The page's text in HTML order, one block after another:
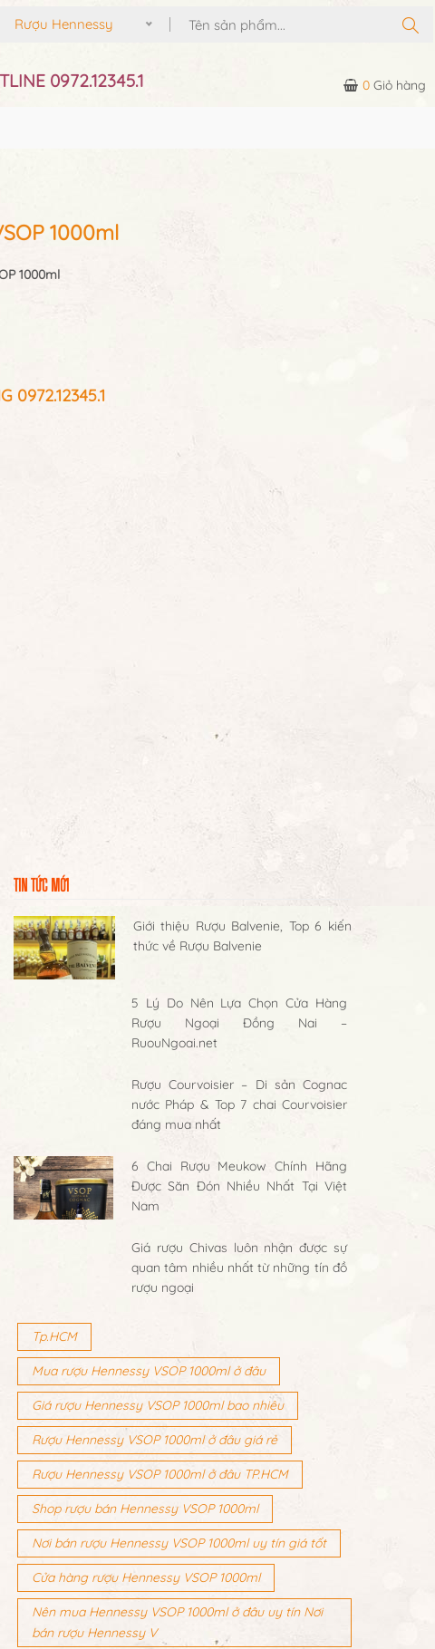
Hennessy
0972.12345.1 0 Giỏ hàng
1000ml
1000ml
0972.12345.1
TIN TỨC MỚI
Giới thiệu Rượu Balvenie, Top 6 kiến
thức về Rượu Balvenie
5 Lý Do Nên Lựa Chọn Cửa Hàng
Rượu Ngoại Đồng Nai –
RuouNgoai.net
Rượu Courvoisier – Di sản Cognac
nước Pháp & Top 7 chai Courvoisier
đáng mua nhất
6 Chai Rượu Meukow Chính Hãng
Được Săn Đón Nhiều Nhất Tại Việt
Nam
Giá rượu Chivas luôn nhận được sự
quan tâm nhiều nhất từ những tín đồ
rượu ngoại
Tp.HCM
Mua rượu Hennessy VSOP 1000ml ở đâu
Giá rượu Hennessy VSOP 1000ml bao nhiêu
Rượu Hennessy VSOP 1000ml ở đâu giá rẻ
Rượu Hennessy VSOP 1000ml ở đâu TP.HCM
Shop rượu bán Hennessy VSOP 1000ml
Nơi bán rượu Hennessy VSOP 1000ml uy tín giá tốt
Cửa hàng rượu Hennessy VSOP 1000ml
Nên mua Hennessy VSOP 1000ml ở đâu uy tín Nơi
bán rượu Hennessy V